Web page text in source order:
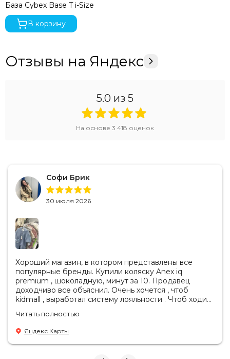
База Cybex Base T i-Size
В корзину
Отзывы на Яндекс
5.0 из 5
На основе 3 418 оценок
Софи Брик
30 июля 2026
Хороший магазин, в котором представлены все
популярные бренды. Купили коляску Anex iq
premium , шоколадную, минут за 10. Продавец
доходчиво все объяснил. Очень хочется , чтоб
kidmall , выработал систему лояльности . Чтоб ходить
Читать полностью
Яндекс Карты